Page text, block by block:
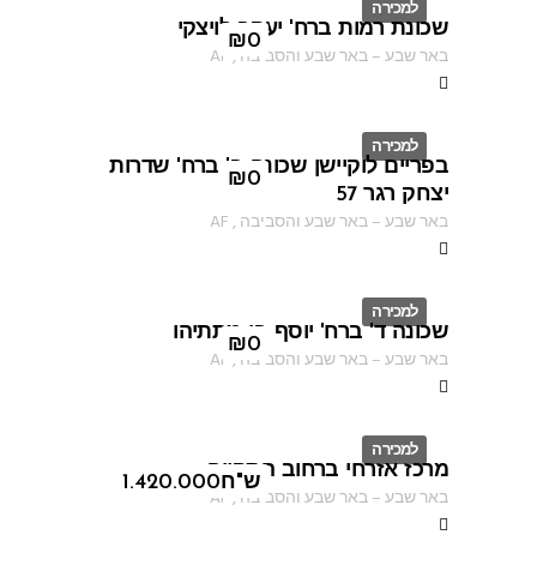
למכירה
ID
₪0
שכונת רמות ברח' יעקב לויצקי
באר שבע–באר שבע והסביבה ,
AF
למכירה
ID
₪0
בפריים לוקיישן שכונה ב' ברח' שדרות
יצחק רגר 57
באר שבע–באר שבע והסביבה ,
AF
למכירה
ID
₪0
שכונה ד' ברח' יוסף בן מתתיהו
באר שבע–באר שבע והסביבה ,
AF
למכירה
ID ש"ח1.420.000
מרכז אזרחי ברחוב התקווה
באר שבע–באר שבע והסביבה ,
AF